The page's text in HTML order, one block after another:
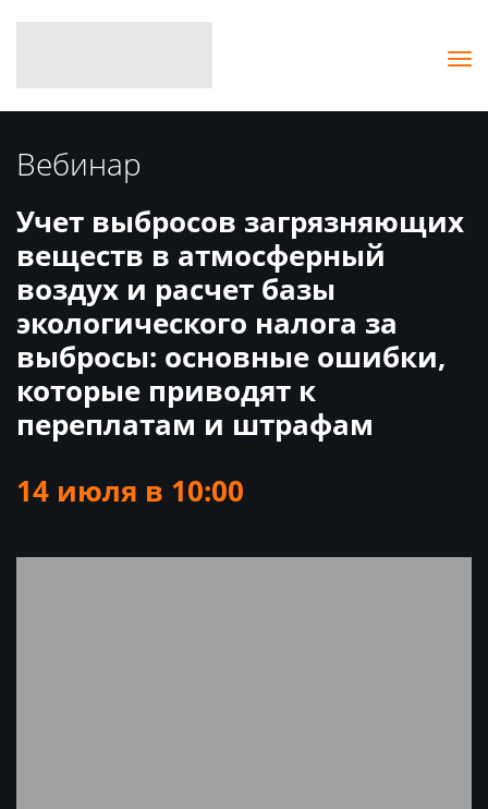
Вебинар
Учет выбросов загрязняющих
веществ в атмосферный
воздух и расчет базы
экологического налога за
выбросы: основные ошибки,
которые приводят к
переплатам и штрафам
14 июля в 10:00